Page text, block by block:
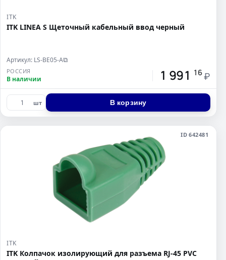
ITK
ITK LINEA S Щеточный кабельный ввод черный
Артикул: LS-BE05-A⧉
РОССИЯ
В наличии 1 991 16 ₽
шт В корзину
ID 642481
ITK
ITK Колпачок изолирующий для разъема RJ-45 PVC